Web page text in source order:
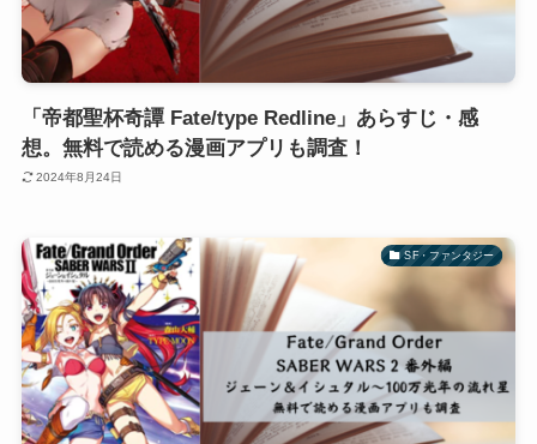
「帝都聖杯奇譚 Fate/type Redline」あらすじ・感
想。無料で読める漫画アプリも調査！
2024年8月24日
SF・ファンタジー